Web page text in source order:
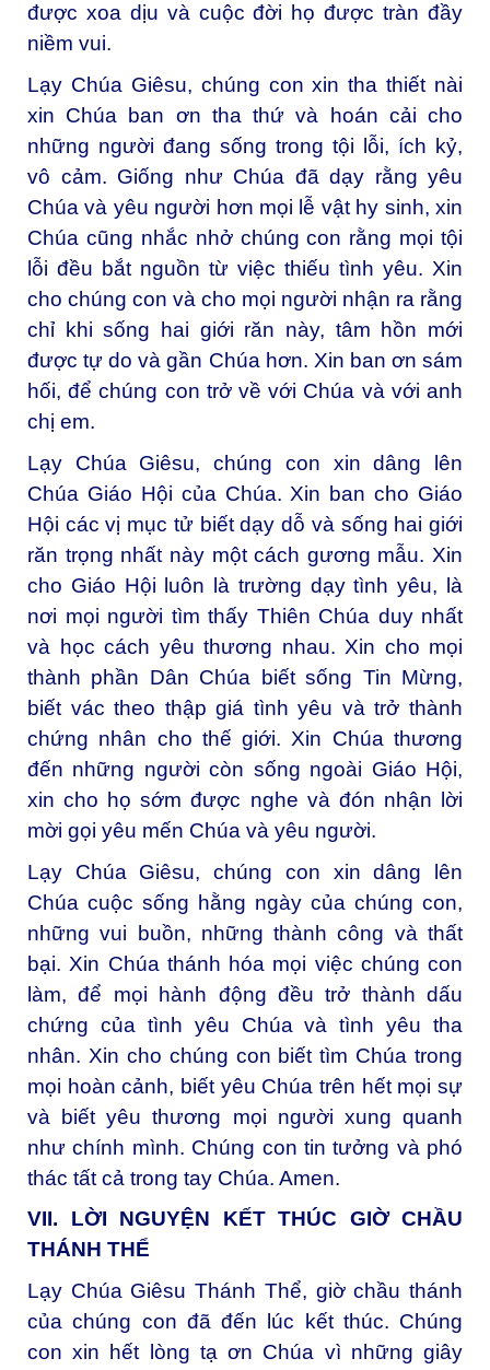
được xoa dịu và cuộc đời họ được tràn đầy
niềm vui.
Lạy Chúa Giêsu, chúng con xin tha thiết nài
xin Chúa ban ơn tha thứ và hoán cải cho
những người đang sống trong tội lỗi, ích kỷ,
vô cảm. Giống như Chúa đã dạy rằng yêu
Chúa và yêu người hơn mọi lễ vật hy sinh, xin
Chúa cũng nhắc nhở chúng con rằng mọi tội
lỗi đều bắt nguồn từ việc thiếu tình yêu. Xin
cho chúng con và cho mọi người nhận ra rằng
chỉ khi sống hai giới răn này, tâm hồn mới
được tự do và gần Chúa hơn. Xin ban ơn sám
hối, để chúng con trở về với Chúa và với anh
chị em.
Lạy Chúa Giêsu, chúng con xin dâng lên
Chúa Giáo Hội của Chúa. Xin ban cho Giáo
Hội các vị mục tử biết dạy dỗ và sống hai giới
răn trọng nhất này một cách gương mẫu. Xin
cho Giáo Hội luôn là trường dạy tình yêu, là
nơi mọi người tìm thấy Thiên Chúa duy nhất
và học cách yêu thương nhau. Xin cho mọi
thành phần Dân Chúa biết sống Tin Mừng,
biết vác theo thập giá tình yêu và trở thành
chứng nhân cho thế giới. Xin Chúa thương
đến những người còn sống ngoài Giáo Hội,
xin cho họ sớm được nghe và đón nhận lời
mời gọi yêu mến Chúa và yêu người.
Lạy Chúa Giêsu, chúng con xin dâng lên
Chúa cuộc sống hằng ngày của chúng con,
những vui buồn, những thành công và thất
bại. Xin Chúa thánh hóa mọi việc chúng con
làm, để mọi hành động đều trở thành dấu
chứng của tình yêu Chúa và tình yêu tha
nhân. Xin cho chúng con biết tìm Chúa trong
mọi hoàn cảnh, biết yêu Chúa trên hết mọi sự
và biết yêu thương mọi người xung quanh
như chính mình. Chúng con tin tưởng và phó
thác tất cả trong tay Chúa. Amen.
VII. LỜI NGUYỆN KẾT THÚC GIỜ CHẦU
THÁNH THỂ
Lạy Chúa Giêsu Thánh Thể, giờ chầu thánh
của chúng con đã đến lúc kết thúc. Chúng
con xin hết lòng tạ ơn Chúa vì những giây